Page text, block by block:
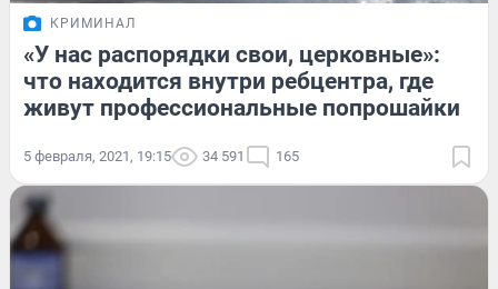
КРИМИНАЛ
«У нас распорядки свои, церковные»:
что находится внутри ребцентра, где
живут профессиональные попрошайки
5 февраля, 2021, 19:15 34 591 165